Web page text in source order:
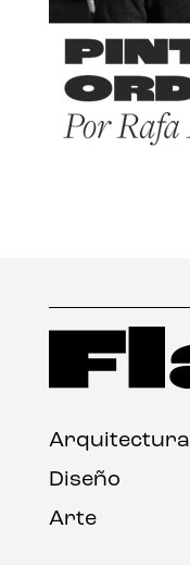
Arquitectura
Diseño
Arte